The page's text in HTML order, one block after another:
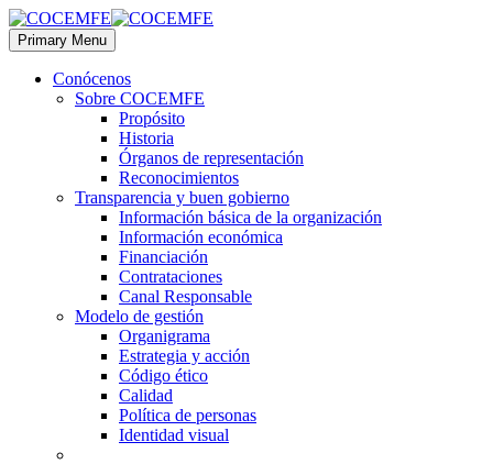
Primary Menu
Conócenos
Sobre COCEMFE
Propósito
Historia
Órganos de representación
Reconocimientos
Transparencia y buen gobierno
Información básica de la organización
Información económica
Financiación
Contrataciones
Canal Responsable
Modelo de gestión
Organigrama
Estrategia y acción
Código ético
Calidad
Política de personas
Identidad visual